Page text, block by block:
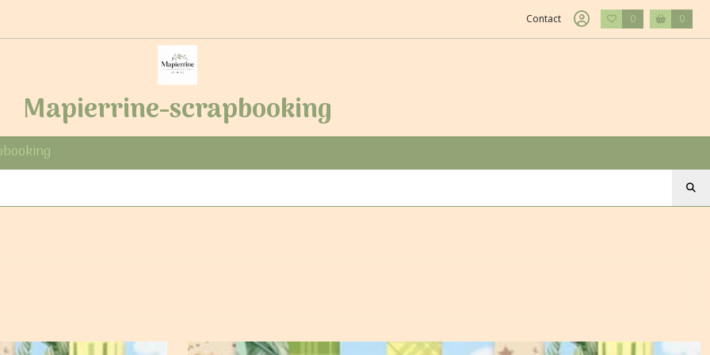
Contact 0 0
Mapierrine-scrapbooking